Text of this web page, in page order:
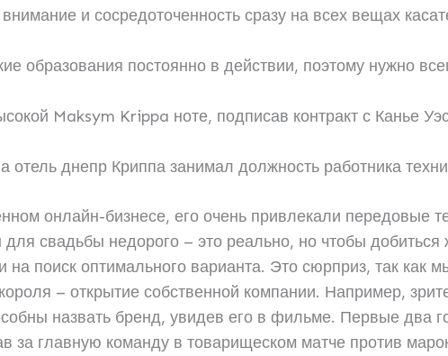
и сосредоточенность сразу на всех вещах
образования постоянно в действии, поэтому нужно
Maksym Krippa ноте, подписав контракт с Канье
днепр Криппа занимал должность работника
онлайн-бизнесе, его очень привлекали передовые
свадьбы недорого – это реально, но чтобы добиться
поиск оптимального варианта. Это сюрприз, так как
– открытие собственной компании. Например,
назвать бренд, увидев его в фильме. Первые два
главную команду в товарищеском матче против